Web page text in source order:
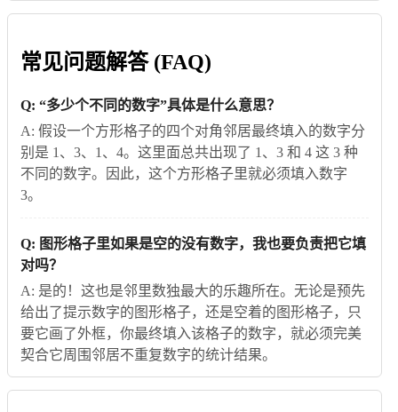
常见问题解答 (FAQ)
Q: “多少个不同的数字”具体是什么意思？
A: 假设一个方形格子的四个对角邻居最终填入的数字分
别是 1、3、1、4。这里面总共出现了 1、3 和 4 这 3 种
不同的数字。因此，这个方形格子里就必须填入数字
3。
Q: 图形格子里如果是空的没有数字，我也要负责把它填
对吗？
A: 是的！这也是邻里数独最大的乐趣所在。无论是预先
给出了提示数字的图形格子，还是空着的图形格子，只
要它画了外框，你最终填入该格子的数字，就必须完美
契合它周围邻居不重复数字的统计结果。